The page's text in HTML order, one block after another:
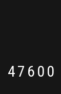
47600